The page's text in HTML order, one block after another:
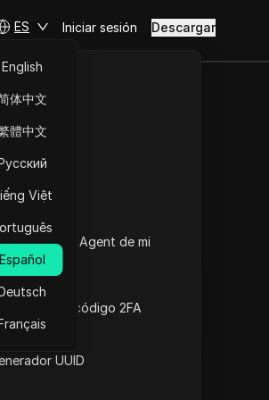
es el User Agent de mi
de código 2FA
UUID
ES
English
体中文
體中文
Việt
Español
Iniciar sesión Descargar
ChatGPT
sobre esta página
sobre esta página